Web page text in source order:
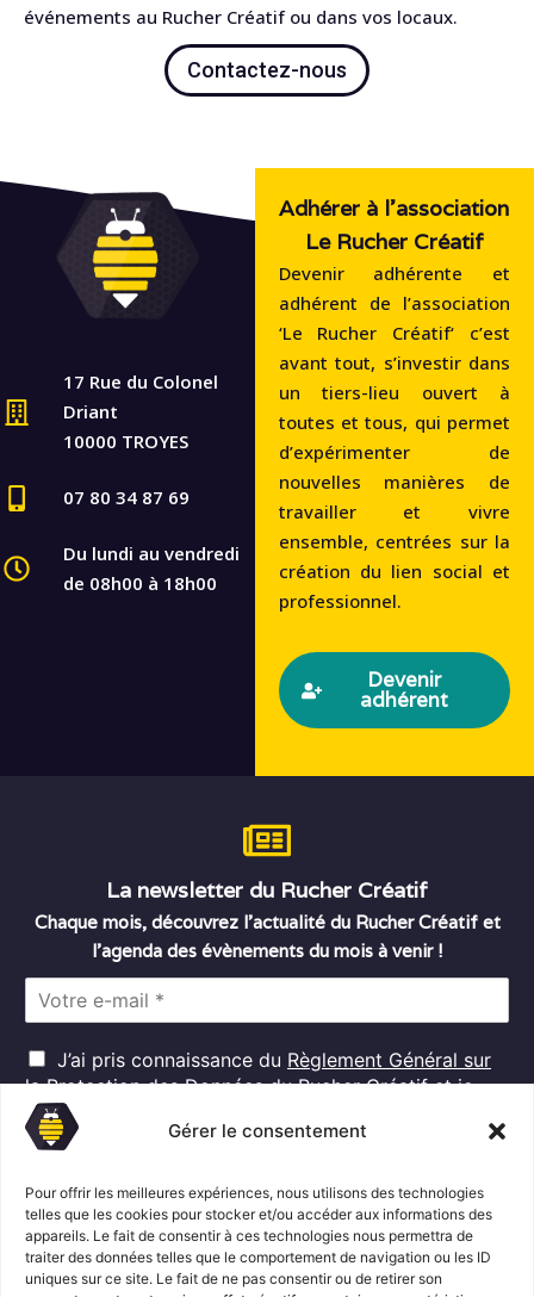
Gérer le consentement
Pour offrir les meilleures expériences, nous utilisons des technologies
telles que les cookies pour stocker et/ou accéder aux informations des
appareils. Le fait de consentir à ces technologies nous permettra de
traiter des données telles que le comportement de navigation ou les ID
uniques sur ce site. Le fait de ne pas consentir ou de retirer son
événements au Rucher Créatif ou dans vos locaux.
Contactez-nous
17 Rue du Colonel
Driant
10000 TROYES
07 80 34 87 69
Du lundi au vendredi
de 08h00 à 18h00
Adhérer à l'association
Le Rucher Créatif
Devenir adhérente et
adhérent de l’association
‘Le Rucher Créatif‘ c’est
avant tout, s’investir dans
un tiers-lieu ouvert à
toutes et tous, qui permet
d’expérimenter de
nouvelles manières de
travailler et vivre
ensemble, centrées sur la
création du lien social et
professionnel.
Devenir
adhérent
La newsletter du Rucher Créatif
Chaque mois, découvrez l’actualité du Rucher Créatif et
l’agenda des évènements du mois à venir !
l
*
R
G
D
P
J’ai pris connaissance du Règlement Général sur
la Protection des Donnéesdu Rucher Créatif et je
consens au traitement de mes données personnelles
dans ces conditions.*
S'abonner